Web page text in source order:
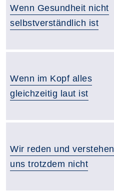
Wenn Gesundheit nicht
selbstverständlich ist
Wenn im Kopf alles
gleichzeitig laut ist
Wir reden und verstehen
uns trotzdem nicht